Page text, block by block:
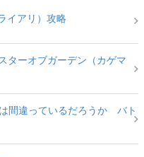
イアリ）攻略
ターオブガーデン（カゲマ
間違っているだろうか バト